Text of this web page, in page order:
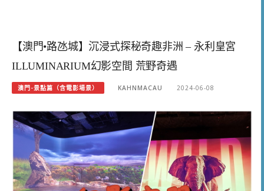
【澳門•路氹城】沉浸式探秘奇趣非洲 – 永利皇宮
ILLUMINARIUM幻影空間 荒野奇遇
澳門-景點篇（含電影場景） KAHNMACAU 2024-06-08